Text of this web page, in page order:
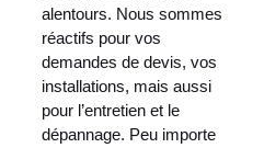
alentours. Nous sommes
réactifs pour vos
demandes de devis, vos
installations, mais aussi
pour l’entretien et le
dépannage. Peu importe